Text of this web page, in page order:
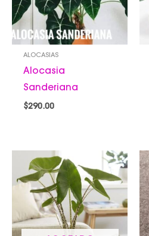
ALOCASIAS
Alocasia
Sanderiana
$290.00